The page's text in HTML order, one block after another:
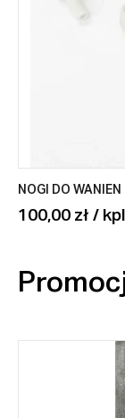
NOGI DO
100,00 zł / kpl